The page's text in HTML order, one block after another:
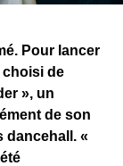
Pour lancer
choisi de
», un
de son
dancehall. «